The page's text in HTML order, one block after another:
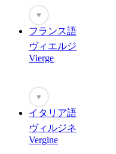
♥
フランス語
ヴィエルジ
Vierge
♥
イタリア語
ヴィルジネ
Vergine